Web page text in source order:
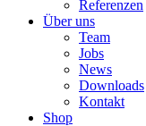
Referenzen
Über uns
Team
Jobs
News
Downloads
Kontakt
Shop